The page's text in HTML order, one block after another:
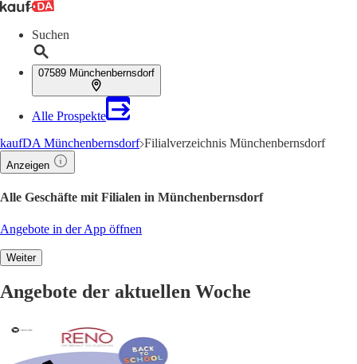
Suchen
07589 Münchenbernsdorf
Alle Prospekte
kaufDA Münchenbernsdorf Filialverzeichnis Münchenbernsdorf
Anzeigen
Alle Geschäfte mit Filialen in Münchenbernsdorf
Angebote in der App öffnen
Weiter
Angebote der aktuellen Woche